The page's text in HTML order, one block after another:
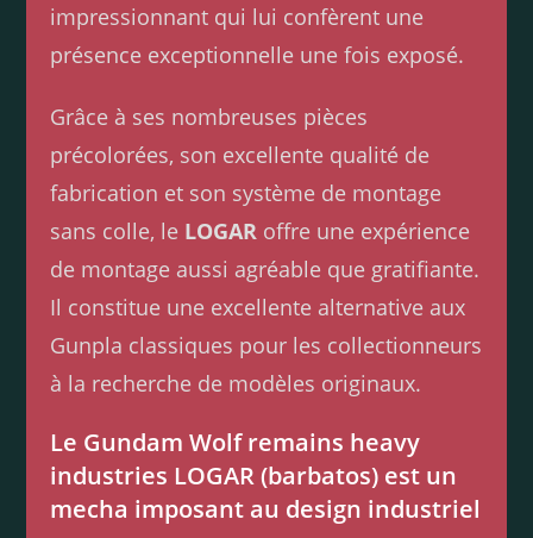
impressionnant qui lui confèrent une
présence exceptionnelle une fois exposé.
Grâce à ses nombreuses pièces
précolorées, son excellente qualité de
fabrication et son système de montage
sans colle, le LOGAR offre une expérience
de montage aussi agréable que gratifiante.
Il constitue une excellente alternative aux
Gunpla classiques pour les collectionneurs
à la recherche de modèles originaux.
Le Gundam Wolf remains heavy
industries LOGAR (barbatos) est un
mecha imposant au design industriel